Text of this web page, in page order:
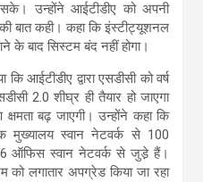
उन्होंने आईटीडीए को अपनी
बात कही। कहा कि इंस्टीट्यूशनल
के बाद सिस्टम बंद नहीं होगा।
आईटीडीए द्वारा एसडीसी को वर्ष
2.0 शीघ्र ही तैयार हो जाएगा
बढ़ जाएगी। उन्होंने कहा कि
स्वान नेटवर्क से 100
ऑफिस स्वान नेटवर्क से जुडे़ हैं।
को लगातार अपग्रेड किया जा रहा